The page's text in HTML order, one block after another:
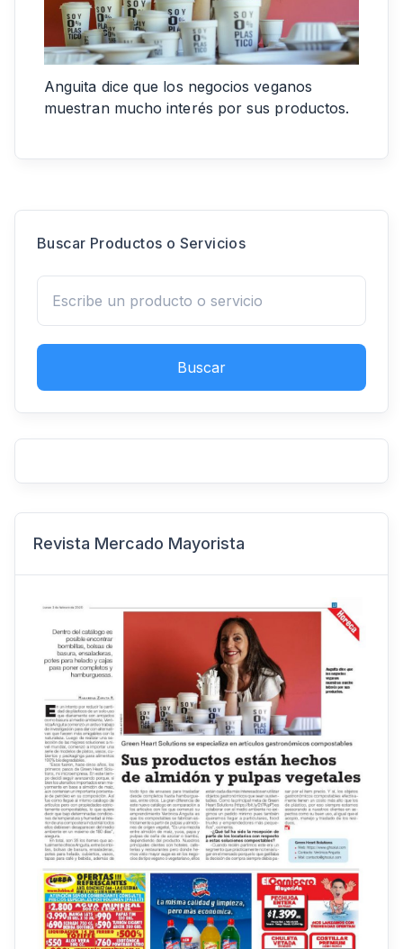
Anguita dice que los negocios veganos
muestran mucho interés por sus productos.
Buscar Productos o Servicios
Buscar
Revista Mercado Mayorista